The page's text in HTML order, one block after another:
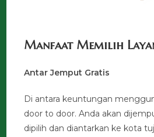
Manfaat Memilih
Antar Jemput Gratis
Di antara keuntungan
door to door. Anda akan
dipilih dan diantarkan ke kota